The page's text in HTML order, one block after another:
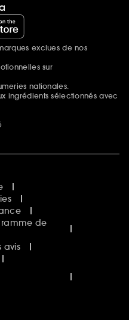
exclues de nos
sur
nationales.
ingrédients sélectionnés avec
de
avis